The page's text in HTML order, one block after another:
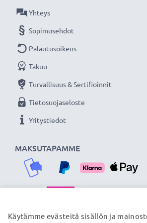
★3 vuoden takuu
Olemme vuonna 2004 perustettu
siksi tarjoamme 36 kuukauden takuun!
MAKSUTAPAMME
Yhteys
Sopimusehdot
Palautusoikeus
Takuu
Turvallisuus & Sertifioinnit
Tietosuojaseloste
Yritystiedot
TOIMITUSKUMPPANIMME
Käytämme evästeitä sisällön ja